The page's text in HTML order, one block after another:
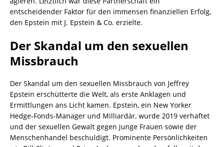
entscheidender Faktor für den immensen finanziellen Erfolg,
den Epstein mit J. Epstein & Co. erzielte.
Der Skandal um den sexuellen
Missbrauch
Der Skandal um den sexuellen Missbrauch von Jeffrey
Epstein erschütterte die Welt, als erste Anklagen und
Ermittlungen ans Licht kamen. Epstein, ein New Yorker
Hedge-Fonds-Manager und Milliardär, wurde 2019 verhaftet
und der sexuellen Gewalt gegen junge Frauen sowie der
Menschenhandel beschuldigt. Prominente Persönlichkeiten